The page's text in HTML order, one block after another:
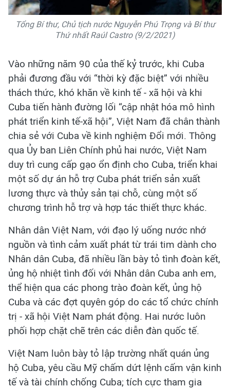
Tổng Bí thư, Chủ tịch nước Nguyễn Phú Trọng và Bí thư
Thứ nhất Raúl Castro (9/2/2021)
Vào những năm 90 của thế kỷ trước, khi Cuba
phải đương đầu với “thời kỳ đặc biệt” với nhiều
thách thức, khó khăn về kinh tế - xã hội và khi
Cuba tiến hành đường lối “cập nhật hóa mô hình
phát triển kinh tế-xã hội”, Việt Nam đã chân thành
chia sẻ với Cuba về kinh nghiệm Đổi mới. Thông
qua Ủy ban Liên Chính phủ hai nước, Việt Nam
duy trì cung cấp gạo ổn định cho Cuba, triển khai
một số dự án hỗ trợ Cuba phát triển sản xuất
lương thực và thủy sản tại chỗ, cùng một số
chương trình hỗ trợ và hợp tác thiết thực khác.
Nhân dân Việt Nam, với đạo lý uống nước nhớ
nguồn và tình cảm xuất phát từ trái tim dành cho
Nhân dân Cuba, đã nhiều lần bày tỏ tình đoàn kết,
ủng hộ nhiệt tình đối với Nhân dân Cuba anh em,
thể hiện qua các phong trào đoàn kết, ủng hộ
Cuba và các đợt quyên góp do các tổ chức chính
trị - xã hội Việt Nam phát động. Hai nước luôn
phối hợp chặt chẽ trên các diễn đàn quốc tế.
Việt Nam luôn bày tỏ lập trường nhất quán ủng
hộ Cuba, yêu cầu Mỹ chấm dứt lệnh cấm vận kinh
tế và tài chính chống Cuba; tích cực tham gia